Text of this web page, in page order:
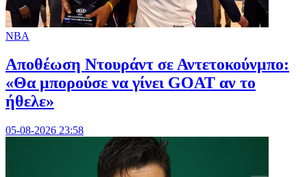
NBA
Αποθέωση Ντουράντ σε Αντετοκούνμπο:
«Θα μπορούσε να γίνει GOAT αν το
ήθελε»
05-08-2026 23:58